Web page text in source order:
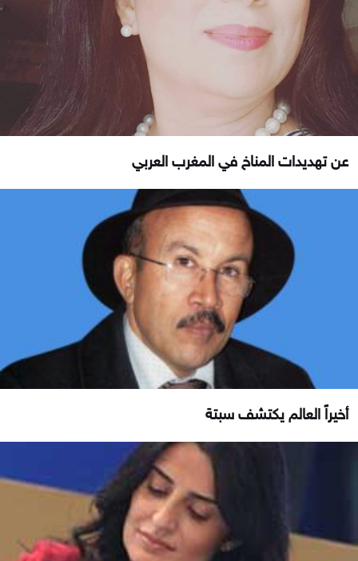
عن تهديدات المناخ في المغرب العربي
أخيراً العالم يكتشف سبتة